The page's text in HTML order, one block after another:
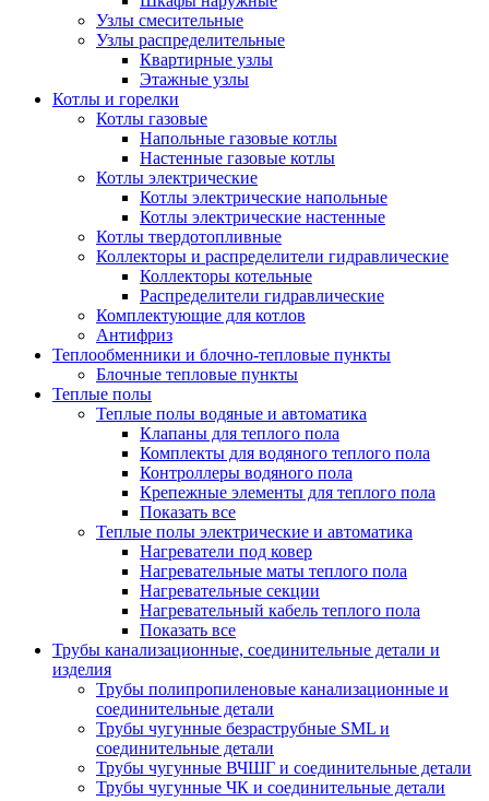
Узлы смесительные
Узлы распределительные
Квартирные узлы
Этажные узлы
Котлы и горелки
Котлы газовые
Напольные газовые котлы
Настенные газовые котлы
Котлы электрические
Котлы электрические напольные
Котлы электрические настенные
Котлы твердотопливные
Коллекторы и распределители гидравлические
Коллекторы котельные
Распределители гидравлические
Комплектующие для котлов
Антифриз
Теплообменники и блочно-тепловые пункты
Блочные тепловые пункты
Теплые полы
Теплые полы водяные и автоматика
Клапаны для теплого пола
Комплекты для водяного теплого пола
Контроллеры водяного пола
Крепежные элементы для теплого пола
Показать все
Теплые полы электрические и автоматика
Нагреватели под ковер
Нагревательные маты теплого пола
Нагревательные секции
Нагревательный кабель теплого пола
Показать все
Трубы канализационные, соединительные детали и
изделия
Трубы полипропиленовые канализационные и
соединительные детали
Трубы чугунные безраструбные SML и
соединительные детали
Трубы чугунные ВЧШГ и соединительные детали
Трубы чугунные ЧК и соединительные детали